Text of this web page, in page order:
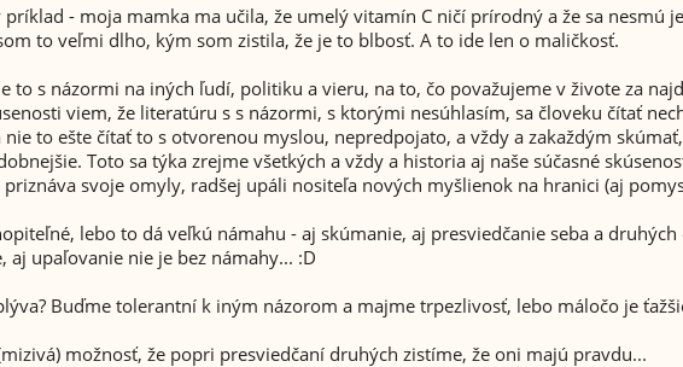
príklad - moja mamka ma učila, že umelý vitamín C ničí prírodný a že sa nesmú
to veľmi dlho, kým som zistila, že je to blbosť. A to ide len o maličkosť.
to s názormi na iných ľudí, politiku a vieru, na to, čo považujeme v živote za
viem, že literatúru s s názormi, s ktorými nesúhlasím, sa človeku čítať
nie to ešte čítať to s otvorenou myslou, nepredpojato, a vždy a zakaždým
Toto sa týka zrejme všetkých a vždy a historia aj naše súčasné
priznáva svoje omyly, radšej upáli nositeľa nových myšlienok na hranici (aj
lebo to dá veľkú námahu - aj skúmanie, aj presviedčanie seba a
aj upaľovanie nie je bez námahy... :D
Buďme tolerantní k iným názorom a majme trpezlivosť, lebo máločo je
možnosť, že popri presviedčaní druhých zistíme, že oni majú pravdu...